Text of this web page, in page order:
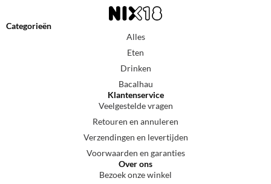
Categorieën
Alles
Eten
Drinken
Bacalhau
Klantenservice
Veelgestelde vragen
Retouren en annuleren
Verzendingen en levertijden
Voorwaarden en garanties
Over ons
Bezoek onze winkel